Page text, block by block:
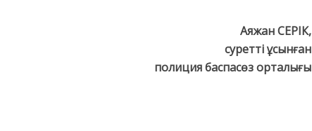
Аяжан СЕРІК,
суретті ұсынған
полиция баспасөз орталығы